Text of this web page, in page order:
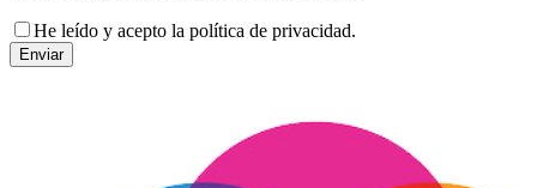
He leído y acepto la política de privacidad.
Enviar